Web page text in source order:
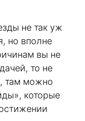
не так уж
но вполне
вы не
то не
там можно
которые